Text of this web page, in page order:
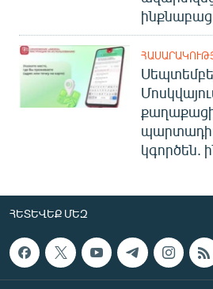
կգործեն.
ՀԵՏԵՎԵՔ ՄԵԶ